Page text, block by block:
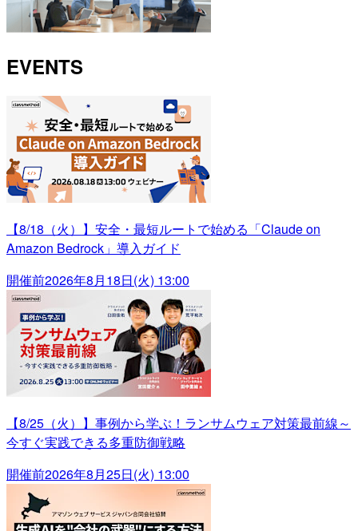
EVENTS
【8/18（火）】安全・最短ルートで始める「Claude on
Amazon Bedrock」導入ガイド
開催前2026年8月18日(火) 13:00
【8/25（火）】事例から学ぶ！ランサムウェア対策最前線～
今すぐ実践できる多重防御戦略
開催前2026年8月25日(火) 13:00